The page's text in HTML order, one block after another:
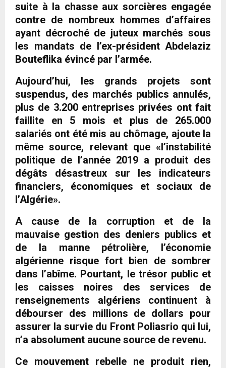
suite à la chasse aux sorcières engagée
contre de nombreux hommes d’affaires
ayant décroché de juteux marchés sous
les mandats de l’ex-président Abdelaziz
Bouteflika évincé par l’armée.
Aujourd’hui, les grands projets sont
suspendus, des marchés publics annulés,
plus de 3.200 entreprises privées ont fait
faillite en 5 mois et plus de 265.000
salariés ont été mis au chômage, ajoute la
même source, relevant que «l’instabilité
politique de l’année 2019 a produit des
dégâts désastreux sur les indicateurs
financiers, économiques et sociaux de
l’Algérie».
A cause de la corruption et de la
mauvaise gestion des deniers publics et
de la manne pétrolière, l’économie
algérienne risque fort bien de sombrer
dans l’abîme. Pourtant, le trésor public et
les caisses noires des services de
renseignements algériens continuent à
débourser des millions de dollars pour
assurer la survie du Front Poliasrio qui lui,
n’a absolument aucune source de revenu.
Ce mouvement rebelle ne produit rien,